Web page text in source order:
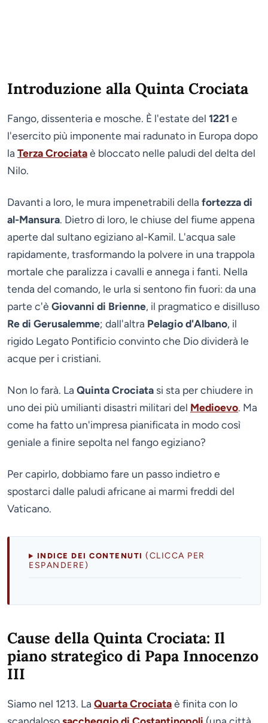
Introduzione alla Quinta Crociata
Fango, dissenteria e mosche. È l'estate del 1221 e
l'esercito più imponente mai radunato in Europa dopo
la Terza Crociataè bloccato nelle paludi del delta del
Nilo.
Davanti a loro, le mura impenetrabili della fortezza di
al-Mansura. Dietro di loro, le chiuse del fiume appena
aperte dal sultano egiziano al-Kamil. L'acqua sale
rapidamente, trasformando la polvere in una trappola
mortale che paralizza i cavalli e annega i fanti. Nella
tenda del comando, le urla si sentono fin fuori: da una
parte c'è Giovanni di Brienne, il pragmatico e disilluso
Re di Gerusalemme; dall'altra Pelagio d'Albano, il
rigido Legato Pontificio convinto che Dio dividerà le
acque per i cristiani.
Non lo farà. La Quinta Crociata si sta per chiudere in
uno dei più umilianti disastri militari del Medioevo. Ma
come ha fatto un'impresa pianificata in modo così
geniale a finire sepolta nel fango egiziano?
Per capirlo, dobbiamo fare un passo indietro e
spostarci dalle paludi africane ai marmi freddi del
Vaticano.
INDICE DEI CONTENUTI(CLICCA PER
ESPANDERE)
Cause della Quinta Crociata: Il
piano strategico di Papa Innocenzo
III
Siamo nel 1213. La Quarta Crociataè finita con lo